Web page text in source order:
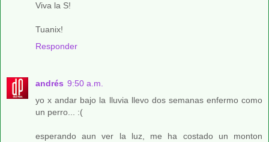
Viva la S!
Tuanix!
Responder
andrés 9:50 a.m.
yo x andar bajo la lluvia llevo dos semanas enfermo como
un perro... :(
esperando aun ver la luz, me ha costado un monton